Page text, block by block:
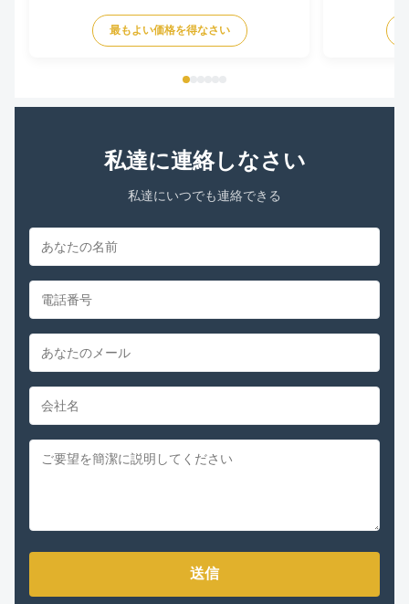
最もよい価格を得なさい
HP Voltage
YDK140-
私達に連絡しなさい
私達にいつでも連絡できる
送信